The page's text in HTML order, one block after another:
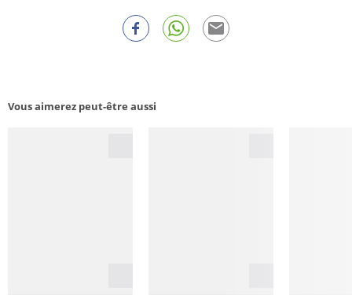
Vous aimerez peut-être aussi